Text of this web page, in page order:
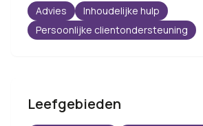
Advies
Inhoudelijke hulp
Persoonlijke clientondersteuning
Leefgebieden